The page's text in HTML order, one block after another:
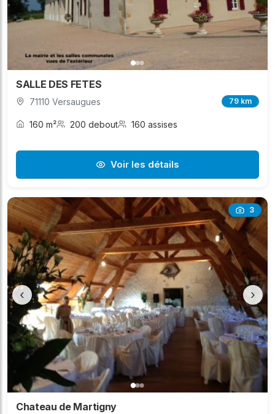
SALLE DES FETES
71110 Versaugues 79 km
160 m² 200 debout 160 assises
Voir les détails
3
‹ ›
Chateau de Martigny